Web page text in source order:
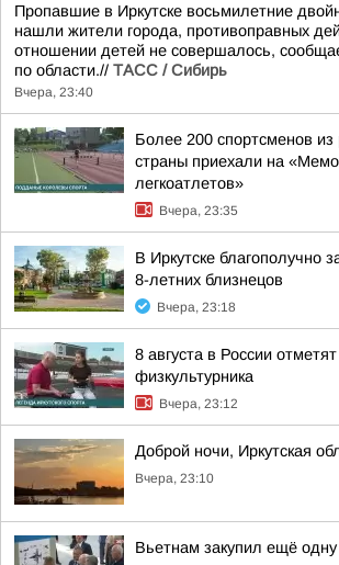
Пропавшие в Иркутске восьмилетние
нашли жители города, противоправных
отношении детей не совершалось,
по области.// ТАСС / Сибирь
Вчера, 23:40
Более 200 спортсменов из
страны приехали на
легкоатлетов»
Вчера, 23:35
В Иркутске благополучно
8-летних близнецов
Вчера, 23:18
8 августа в России
физкультурника
Вчера, 23:12
Доброй ночи, Иркутская
Вчера, 23:10
Вьетнам закупил ещё